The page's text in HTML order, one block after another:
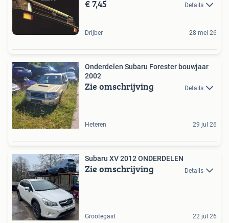
€ 7,45 Details
Drijber 28 mei 26
Onderdelen Subaru Forester bouwjaar
2002
Zie omschrijving Details
Heteren 29 jul 26
Subaru XV 2012 ONDERDELEN
Zie omschrijving Details
Grootegast 22 jul 26